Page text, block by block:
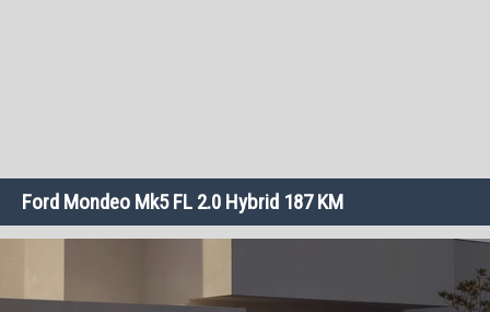
Ford Mondeo Mk5 FL 2.0 Hybrid 187 KM